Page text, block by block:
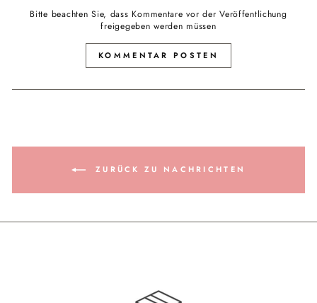
Bitte beachten Sie, dass Kommentare vor der Veröffentlichung
freigegeben werden müssen
KOMMENTAR POSTEN
ZURÜCK ZU NACHRICHTEN